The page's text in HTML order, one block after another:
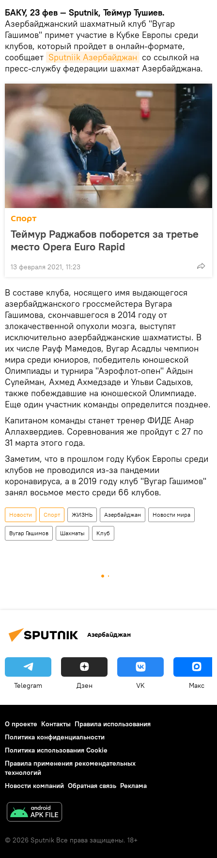
БАКУ, 23 фев — Sputnik, Теймур Тушиев.
Азербайджанский шахматный клуб "Вугар
Гашимов" примет участие в Кубке Европы среди
клубов, который пройдет в онлайн-формате,
сообщает Sputniik Азербайджан со ссылкой на
пресс-службу федерации шахмат Азербайджана.
Спорт
Теймур Раджабов поборется за третье
место Opera Euro Rapid
13 февраля 2021, 11:23
В составе клуба, носящего имя выдающегося
азербайджанского гроссмейстера Вугара
Гашимова, скончавшегося в 2014 году от
злокачественной опухоли мозга, выступят
исключительно азербайджанские шахматисты. В
их числе Рауф Мамедов, Вугар Асадлы чемпион
мира среди юниоров, победитель юношеской
Олимпиады и турнира "Аэрофлот-опен" Айдын
Сулейман, Ахмед Ахмедзаде и Ульви Садыхов,
также побеждавшие на юношеской Олимпиаде.
Еще один участник команды определится позднее.
Капитаном команды станет тренер ФИДЕ Анар
Аллахвердиев. Соревнования же пройдут с 27 по
31 марта этого года.
Заметим, что в прошлом году Кубок Европы среди
клубов не проводился из-за пандемии
коронавируса, а в 2019 году клуб "Вугар Гашимов"
занял восьмое место среди 66 клубов.
Новости Спорт ЖИЗНЬ Азербайджан Новости мира
Вугар Гашимов Шахматы Клуб
Азербайджан
Telegram Дзен VK Макс
О проекте Контакты Правила использования
Политика конфиденциальности
Политика использования Cookie
Правила применения рекомендательных
технологий
Новости компаний Обратная связь Реклама
© 2026 Sputnik Все права защищены. 18+